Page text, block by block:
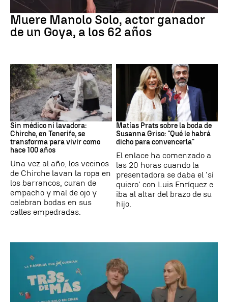
Actor
Muere Manolo Solo, actor ganador
de un Goya, a los 62 años
Canarias
Sin médico ni lavadora:
Chirche, en Tenerife, se
transforma para vivir como
hace 100 años
Una vez al año, los vecinos
de Chirche lavan la ropa en
los barrancos, curan de
empacho y mal de ojo y
celebran bodas en sus
calles empedradas.
Boda
Matías Prats sobre la boda de
Susanna Griso: "Qué le habrá
dicho para convencerla"
El enlace ha comenzado a
las 20 horas cuando la
presentadora se daba el 'sí
quiero' con Luis Enríquez e
iba al altar del brazo de su
hijo.